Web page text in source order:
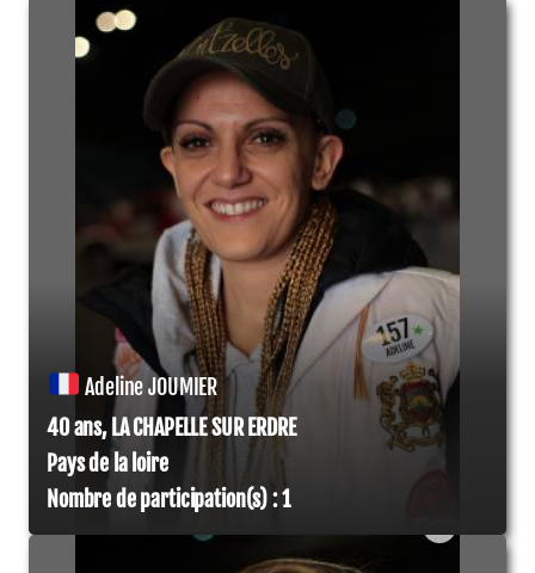
Adeline JOUMIER
40 ans, LA CHAPELLE SUR ERDRE
Pays de la loire
Nombre de participation(s) : 1